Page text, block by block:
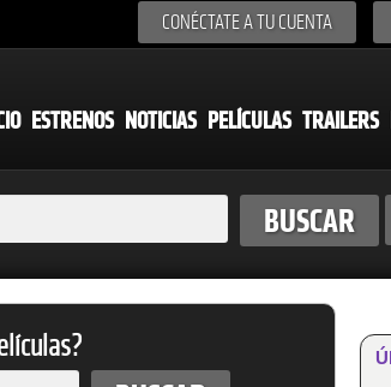
CONÉCTATE A TU CUENTA
ESTRENOS NOTICIAS PELÍCULAS TRAILERS